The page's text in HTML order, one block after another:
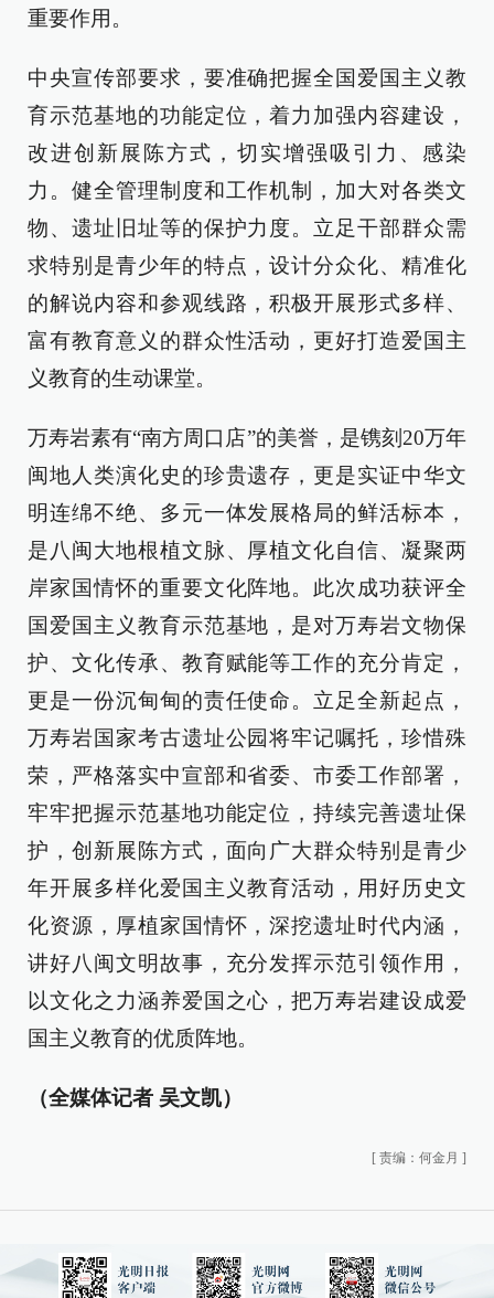
重要作用。
中央宣传部要求，要准确把握全国爱国主义教
育示范基地的功能定位，着力加强内容建设，
改进创新展陈方式，切实增强吸引力、感染
力。健全管理制度和工作机制，加大对各类文
物、遗址旧址等的保护力度。立足干部群众需
求特别是青少年的特点，设计分众化、精准化
的解说内容和参观线路，积极开展形式多样、
富有教育意义的群众性活动，更好打造爱国主
义教育的生动课堂。
万寿岩素有“南方周口店”的美誉，是镌刻20万年
闽地人类演化史的珍贵遗存，更是实证中华文
明连绵不绝、多元一体发展格局的鲜活标本，
是八闽大地根植文脉、厚植文化自信、凝聚两
岸家国情怀的重要文化阵地。此次成功获评全
国爱国主义教育示范基地，是对万寿岩文物保
护、文化传承、教育赋能等工作的充分肯定，
更是一份沉甸甸的责任使命。立足全新起点，
万寿岩国家考古遗址公园将牢记嘱托，珍惜殊
荣，严格落实中宣部和省委、市委工作部署，
牢牢把握示范基地功能定位，持续完善遗址保
护，创新展陈方式，面向广大群众特别是青少
年开展多样化爱国主义教育活动，用好历史文
化资源，厚植家国情怀，深挖遗址时代内涵，
讲好八闽文明故事，充分发挥示范引领作用，
以文化之力涵养爱国之心，把万寿岩建设成爱
国主义教育的优质阵地。
（全媒体记者 吴文凯）
[ 责编：何金月 ]